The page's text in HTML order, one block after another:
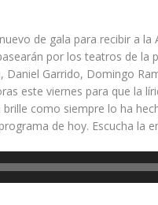
de gala para recibir a la
por los teatros de la
Garrido, Domingo
este viernes para que la
como siempre lo ha
de hoy. Escucha la